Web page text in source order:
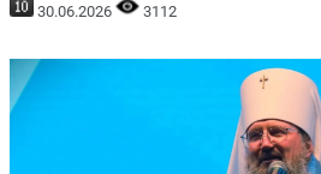
30.06.2026 3112